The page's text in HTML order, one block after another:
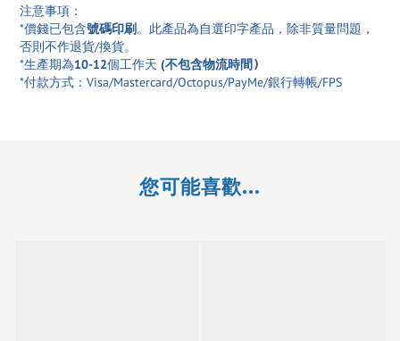
注意事項：
*價錢已包含號碼印刷。此產品為自選印字產品，除非質量問題，
否則不作退貨/換貨。
*生產期為10-12個工作天 (不包含物流時間)
*付款方式：Visa/Mastercard/Octopus/PayMe/銀行轉帳/FPS
您可能喜歡...